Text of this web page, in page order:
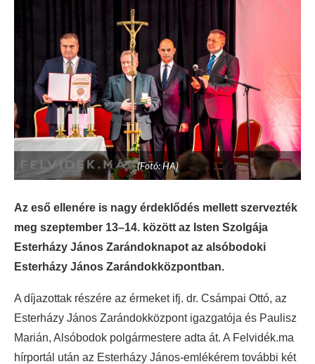
(Fotó: HA)
Az eső ellenére is nagy érdeklődés mellett szervezték
meg szeptember 13–14. között az Isten Szolgája
Esterházy János Zarándoknapot az alsóbodoki
Esterházy János Zarándokközpontban.
A díjazottak részére az érmeket ifj. dr. Csámpai Ottó, az
Esterházy János Zarándokközpont igazgatója és Paulisz
Marián, Alsóbodok polgármestere adta át. A Felvidék.ma
hírportál után az Esterházy János-emlékérem további két